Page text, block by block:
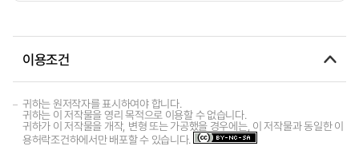
이용조건
귀하는 원저작자를 표시하여야 합니다.
귀하는 이 저작물을 영리 목적으로 이용할 수 없습니다.
귀하가 이 저작물을 개작, 변형 또는 가공했을 경우에는, 이 저작물과 동일한 이
용허락조건하에서만 배포할 수 있습니다.